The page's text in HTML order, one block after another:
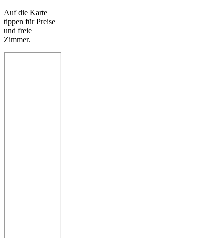
Auf die Karte
tippen für Preise
und freie
Zimmer.